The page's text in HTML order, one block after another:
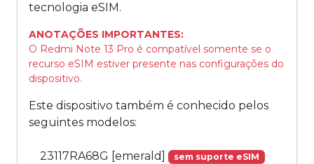
tecnologia eSIM.
ANOTAÇÕES IMPORTANTES:
O Redmi Note 13 Pro é compatível somente se o
recurso eSIM estiver presente nas configurações do
dispositivo.
Este dispositivo também é conhecido pelos
seguintes modelos:
23117RA68G [emerald] sem suporte eSIM